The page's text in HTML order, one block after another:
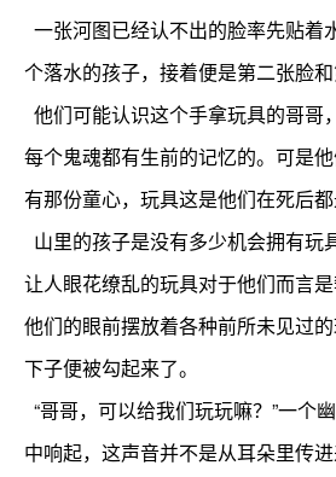
一张河图已经认不出的脸率先贴着
个落水的孩子，接着便是第二张脸和
他们可能认识这个手拿玩具的哥哥
每个鬼魂都有生前的记忆的。可是
有那份童心，玩具这是他们在死后都
山里的孩子是没有多少机会拥有玩
让人眼花缭乱的玩具对于他们而言
他们的眼前摆放着各种前所未见过
下子便被勾起来了。
“哥哥，可以给我们玩玩嘛？”一个
中响起，这声音并不是从耳朵里传